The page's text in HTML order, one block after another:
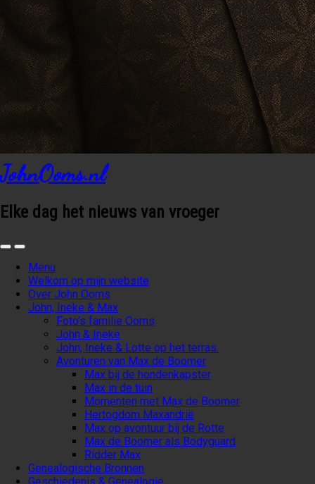
JohnOoms.nl
Elke dag het nieuws van vroeger
Menu
Welkom op mijn website
Over John Ooms
John, Ineke & Max
Foto’s familie Ooms
John & Ineke
John, Ineke & Lotte op het terras.
Avonturen van Max de Boomer
Max bij de hondenkapster
Max in de tuin
Momenten met Max de Boomer
Hertogdom Maxandrië
Max op avontuur bij de Rotte
Max de Boomer als Bodyguard
Ridder Max
Genealogische Bronnen